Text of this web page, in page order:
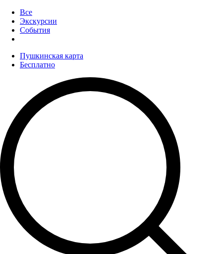
Все
Экскурсии
События
Пушкинская карта
Бесплатно